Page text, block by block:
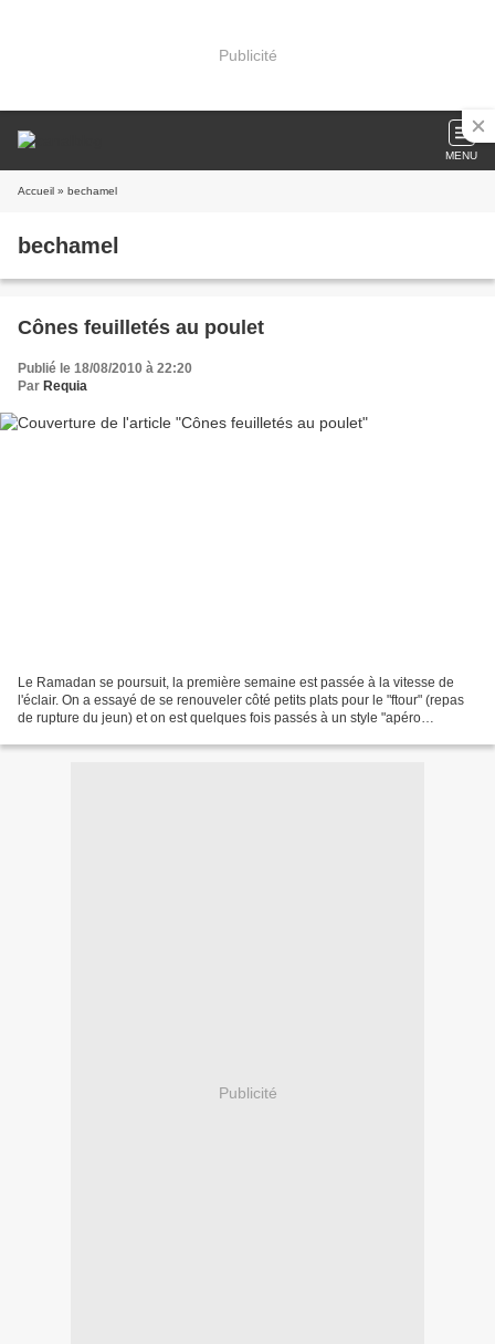
Publicité
MENU
Accueil » bechamel
bechamel
Cônes feuilletés au poulet
Publié le 18/08/2010 à 22:20
Par Requia
Le Ramadan se poursuit, la première semaine est passée à la vitesse de
l'éclair. On a essayé de se renouveler côté petits plats pour le "ftour" (repas
de rupture du jeun) et on est quelques fois passés à un style "apéro
Publicité